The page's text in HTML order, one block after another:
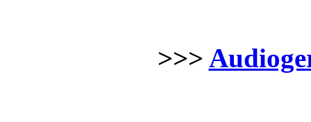
>>>